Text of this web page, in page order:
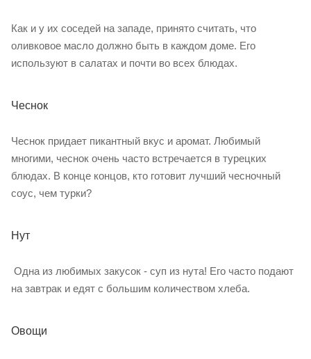
Как и у их соседей на западе, принято считать, что
оливковое масло должно быть в каждом доме. Его
используют в салатах и почти во всех блюдах.
Чеснок
Чеснок придает пикантный вкус и аромат. Любимый
многими, чеснок очень часто встречается в турецких
блюдах. В конце концов, кто готовит лучший чесночный
соус, чем турки?
Нут
Одна из любимых закусок - суп из нута! Его часто подают
на завтрак и едят с большим количеством хлеба.
Овощи